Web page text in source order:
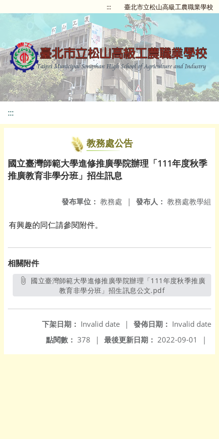
::: 臺北市立松山高級工農職業學校
:::
教務處公告
國立臺灣師範大學進修推廣學院辦理「111年度秋季
推廣教育非學分班」招生訊息
發布人： 教務處教學組
發布單位： 教務處 |
有興趣的同仁請參閱附件。
相關附件
教育非學分班」招生訊息公文.pdf另開新視窗
發佈日期： Invalid date
下架日期： Invalid date
|
最後更新日期： 2022-09-01 |
點閱數： 378 |